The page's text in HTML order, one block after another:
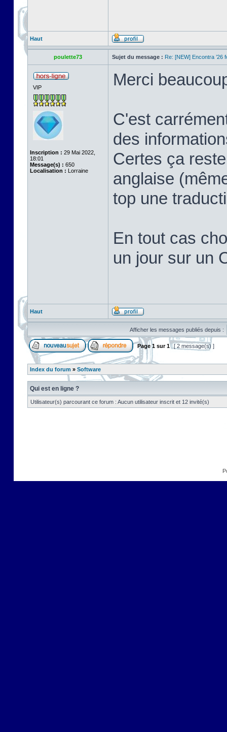
Haut
poulette73 Sujet du message : Re: [NEW] Encontra ’26
VIP
Inscription : 29 Mai 2022,
18:01
Message(s) : 650
Localisation : Lorraine
Merci
C'est
des
Certes ça
anglaise
top une
En tout cas
un jour sur un
Haut
Afficher les messages publiés depuis :
Page1 sur1 [ 2 message(s) ]
Index du forum » Software
Qui est en ligne ?
Utilisateur(s) parcourant ce forum : Aucun utilisateur inscrit et 12 invité(s)